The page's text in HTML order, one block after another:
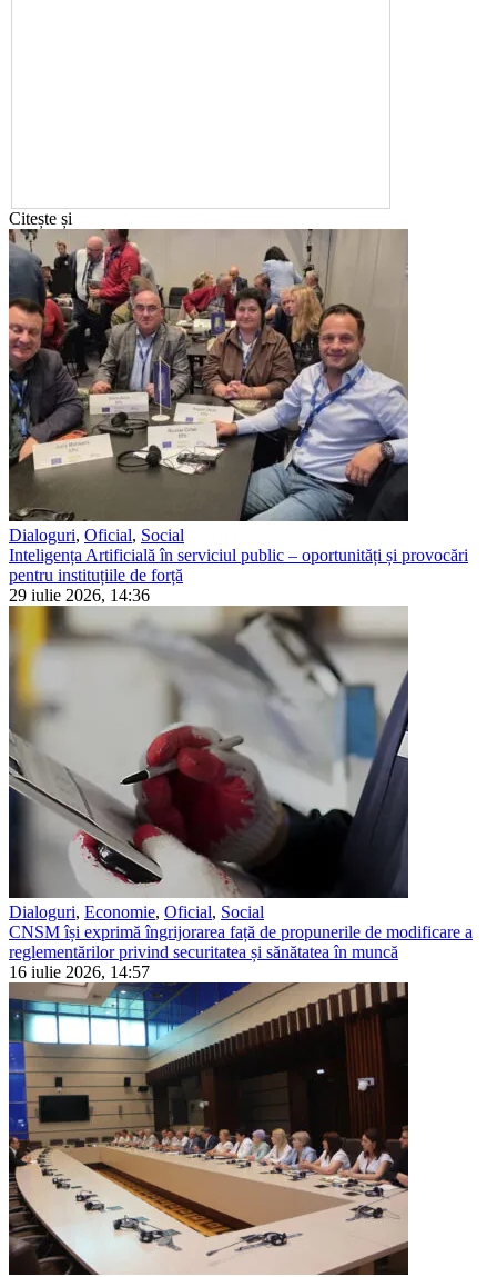
Citește și
Dialoguri, Oficial, Social
Inteligența Artificială în serviciul public – oportunități și provocări
pentru instituțiile de forță
29 iulie 2026, 14:36
Dialoguri, Economie, Oficial, Social
CNSM își exprimă îngrijorarea față de propunerile de modificare a
reglementărilor privind securitatea și sănătatea în muncă
16 iulie 2026, 14:57